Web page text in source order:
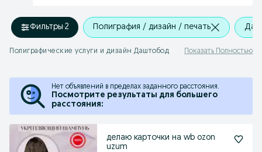
Фильтры·2 Полиграфия / дизайн / печать
Полиграфические услуги и дизайн Даштобод Показать Полностью
Нет объявлений в пределах заданного расстояния.
Посмотрите результаты для большего
расстояния:
делаю карточки на wb ozon
uzum